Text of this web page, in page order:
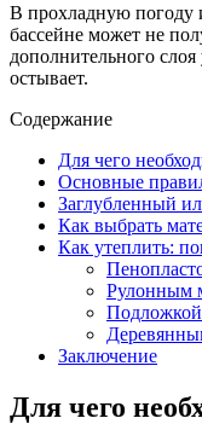
В прохладную погоду
бассейне может не
дополнительного
остывает.
Содержание
Для чего
Основные
Заглубленный
Как выбрать
Как утеплить:
Рулонным
Заключение
Для чего